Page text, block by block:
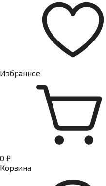
Избранное
0 ₽
Корзина